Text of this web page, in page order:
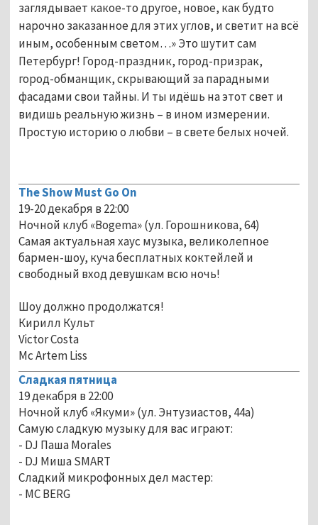
заглядывает какое-то другое, новое, как будто
нарочно заказанное для этих углов, и светит на всё
иным, особенным светом…» Это шутит сам
Петербург! Город-праздник, город-призрак,
город-обманщик, скрывающий за парадными
фасадами свои тайны. И ты идёшь на этот свет и
видишь реальную жизнь – в ином измерении.
Простую историю о любви – в свете белых ночей.
The Show Must Go On
19-20 декабря в 22:00
Ночной клуб «Bogema» (ул. Горошникова, 64)
Самая актуальная хаус музыка, великолепное
бармен-шоу, куча бесплатных коктейлей и
свободный вход девушкам всю ночь!
Шоу должно продолжатся!
Кирилл Культ
Victor Costa
Mc Artem Liss
Сладкая пятница
19 декабря в 22:00
Ночной клуб «Якуми» (ул. Энтузиастов, 44а)
Самую сладкую музыку для вас играют:
- DJ Паша Morales
- DJ Миша SMART
Сладкий микрофонных дел мастер:
- MC BERG